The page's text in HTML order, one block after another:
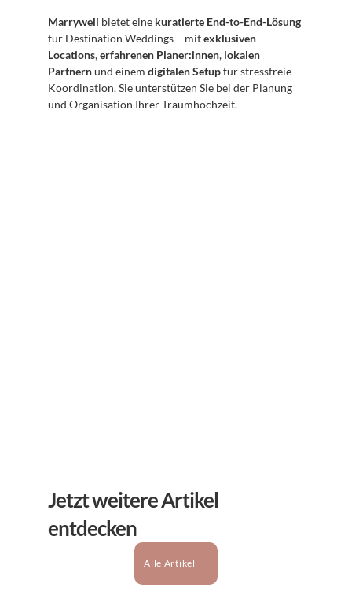
Marrywell bietet eine kuratierte End-to-End-Lösung
für Destination Weddings – mit exklusiven
Locations, erfahrenen Planer:innen, lokalen
Partnern und einem digitalen Setup für stressfreie
Koordination. Sie unterstützen Sie bei der Planung
und Organisation Ihrer Traumhochzeit.
Jetzt weitere Artikel
entdecken
Alle Artikel